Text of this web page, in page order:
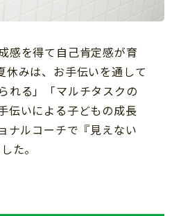
感を得て自己肯定感が育
休みは、お手伝いを通して
れる」「マルチタスクの
伝いによる子どもの成長
ナルコーチで『見えない
た。